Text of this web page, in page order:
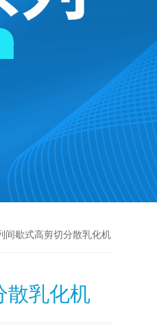
间歇式高剪切分散乳化机
散乳化机